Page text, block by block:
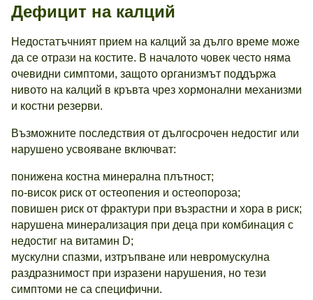
Дефицит на калций
Недостатъчният прием на калций за дълго време може
да се отрази на костите. В началото човек често няма
очевидни симптоми, защото организмът поддържа
нивото на калций в кръвта чрез хормонални механизми
и костни резерви.
Възможните последствия от дългосрочен недостиг или
нарушено усвояване включват:
понижена костна минерална плътност;
по-висок риск от остеопения и остеопороза;
повишен риск от фрактури при възрастни и хора в риск;
нарушена минерализация при деца при комбинация с
недостиг на витамин D;
мускулни спазми, изтръпване или невромускулна
раздразнимост при изразени нарушения, но тези
симптоми не са специфични.